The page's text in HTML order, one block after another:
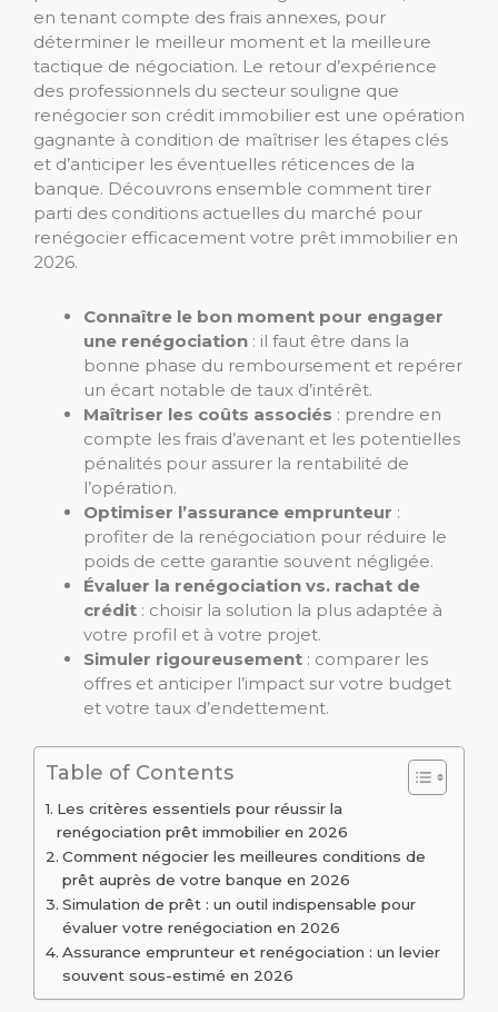
en tenant compte des frais annexes, pour
déterminer le meilleur moment et la meilleure
tactique de négociation. Le retour d’expérience
des professionnels du secteur souligne que
renégocier son crédit immobilier est une opération
gagnante à condition de maîtriser les étapes clés
et d’anticiper les éventuelles réticences de la
banque. Découvrons ensemble comment tirer
parti des conditions actuelles du marché pour
renégocier efficacement votre prêt immobilier en
2026.
Connaître le bon moment pour engager
une renégociation : il faut être dans la
bonne phase du remboursement et repérer
un écart notable de taux d’intérêt.
Maîtriser les coûts associés : prendre en
compte les frais d’avenant et les potentielles
pénalités pour assurer la rentabilité de
l’opération.
Optimiser l’assurance emprunteur :
profiter de la renégociation pour réduire le
poids de cette garantie souvent négligée.
Évaluer la renégociation vs. rachat de
crédit : choisir la solution la plus adaptée à
votre profil et à votre projet.
Simuler rigoureusement : comparer les
offres et anticiper l’impact sur votre budget
et votre taux d’endettement.
Table of Contents
Les critères essentiels pour réussir la
renégociation prêt immobilier en 2026
Comment négocier les meilleures conditions de
prêt auprès de votre banque en 2026
Simulation de prêt : un outil indispensable pour
évaluer votre renégociation en 2026
Assurance emprunteur et renégociation : un levier
souvent sous-estimé en 2026